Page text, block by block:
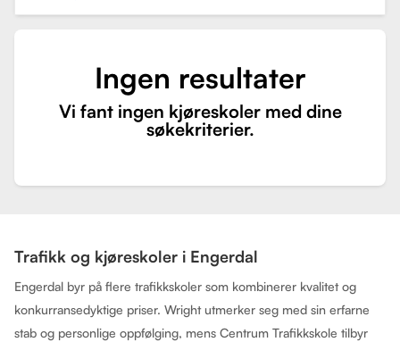
Ingen resultater
Vi fant ingen kjøreskoler med dine
søkekriterier.
Trafikk og kjøreskoler i Engerdal
Engerdal byr på flere trafikkskoler som kombinerer kvalitet og
konkurransedyktige priser. Wright utmerker seg med sin erfarne
stab og personlige oppfølging, mens Centrum Trafikkskole tilbyr